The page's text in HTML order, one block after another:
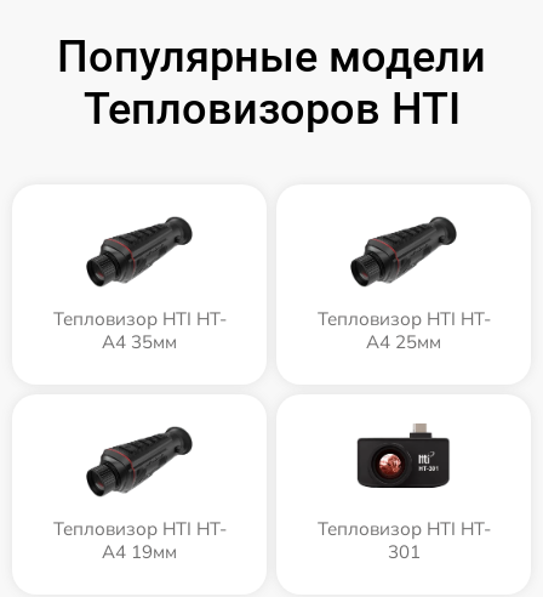
Популярные модели
Тепловизоров HTI
Тепловизор HTI HT-
A4 35мм
Тепловизор HTI HT-
A4 25мм
Тепловизор HTI HT-
A4 19мм
Тепловизор HTI HT-
301